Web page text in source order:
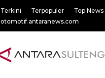
Terkini Terpopuler Top News
otomotif.antaranews.com